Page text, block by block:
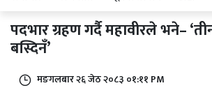
पदभार ग्रहण गर्दै महावीरले भने–
बस्दिनँ’
मङगलबार २६ जेठ २०८३ ०१:११ PM